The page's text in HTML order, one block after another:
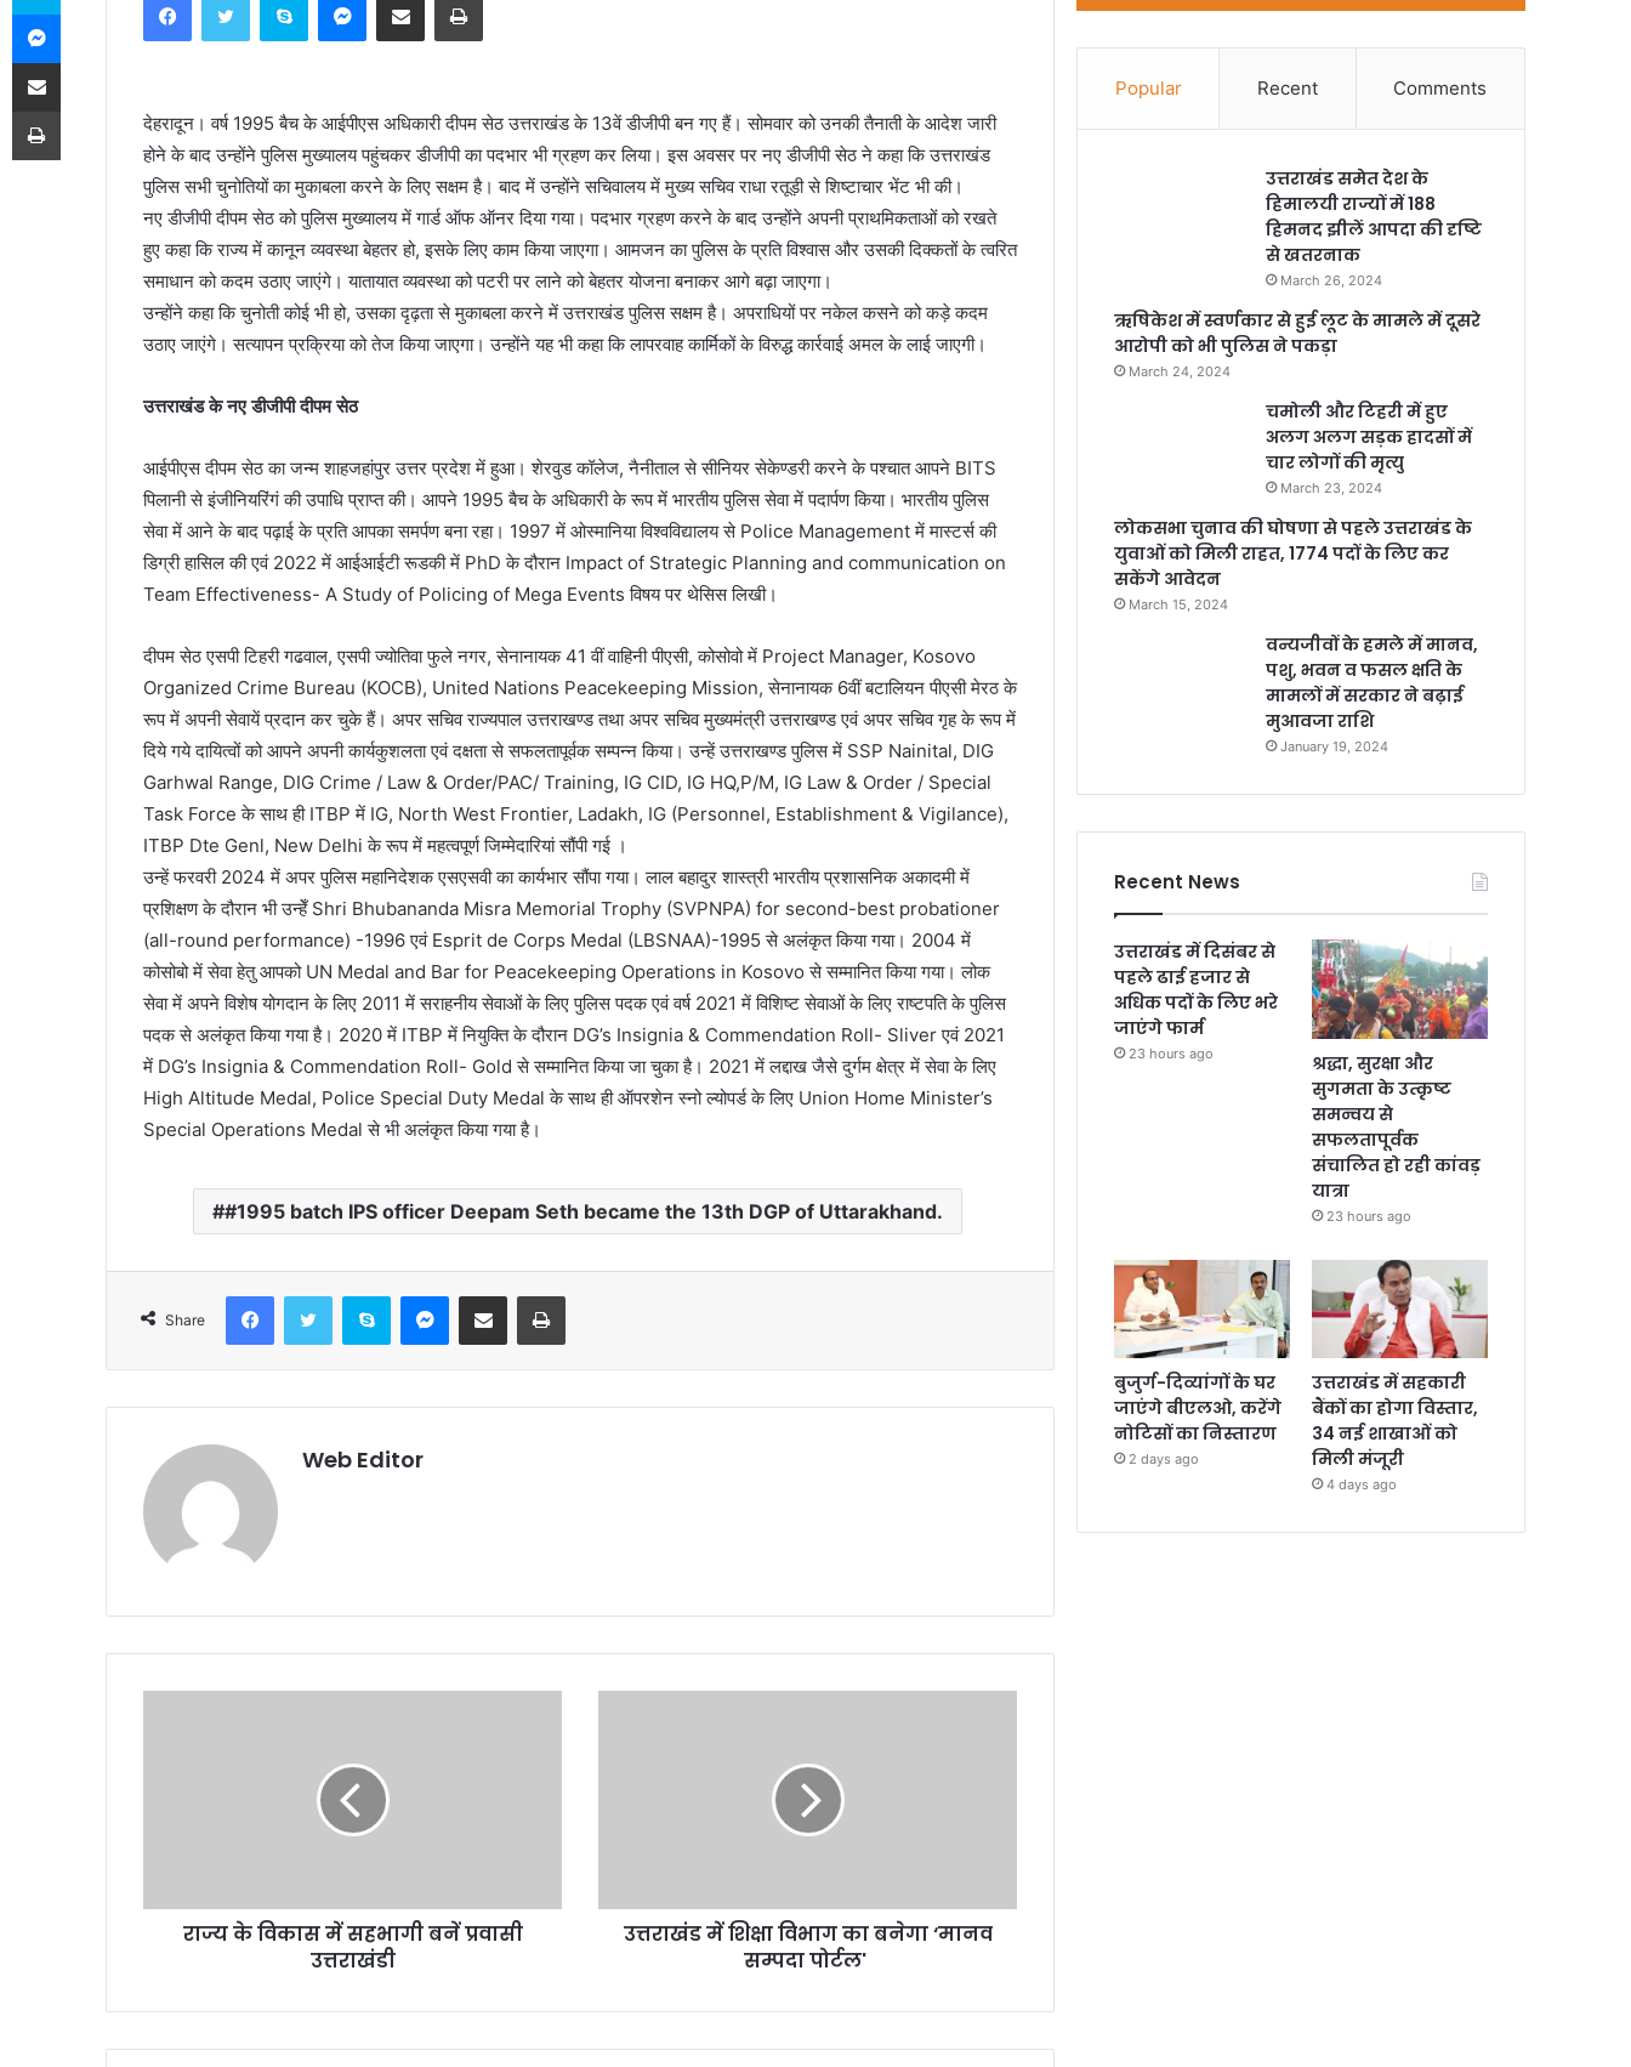
n
d
e
m
a
i
l
देहरादून। वर्ष 1995 बैच के आईपीएस अधिकारी दीपम सेठ उत्तराखंड के 13वें डीजीपी बन गए हैं। सोमवार को उनकी तैनाती के आदेश जारी
होने के बाद उन्होंने पुलिस मुख्यालय पहुंचकर डीजीपी का पदभार भी ग्रहण कर लिया। इस अवसर पर नए डीजीपी सेठ ने कहा कि उत्तराखंड
पुलिस सभी चुनोतियों का मुकाबला करने के लिए सक्षम है। बाद में उन्होंने सचिवालय में मुख्य सचिव राधा रतूड़ी से शिष्टाचार भेंट भी की।
नए डीजीपी दीपम सेठ को पुलिस मुख्यालय में गार्ड ऑफ ऑनर दिया गया। पदभार ग्रहण करने के बाद उन्होंने अपनी प्राथमिकताओं को रखते
हुए कहा कि राज्य में कानून व्यवस्था बेहतर हो, इसके लिए काम किया जाएगा। आमजन का पुलिस के प्रति विश्वास और उसकी दिक्कतों के त्वरित
समाधान को कदम उठाए जाएंगे। यातायात व्यवस्था को पटरी पर लाने को बेहतर योजना बनाकर आगे बढ़ा जाएगा।
उन्होंने कहा कि चुनोती कोई भी हो, उसका दृढ़ता से मुकाबला करने में उत्तराखंड पुलिस सक्षम है। अपराधियों पर नकेल कसने को कड़े कदम
उठाए जाएंगे। सत्यापन प्रक्रिया को तेज किया जाएगा। उन्होंने यह भी कहा कि लापरवाह कार्मिकों के विरुद्ध कार्रवाई अमल के लाई जाएगी।
उत्तराखंड के नए डीजीपी दीपम सेठ
आईपीएस दीपम सेठ का जन्म शाहजहांपुर उत्तर प्रदेश में हुआ। शेरवुड कॉलेज, नैनीताल से सीनियर सेकेण्डरी करने के पश्चात आपने BITS
पिलानी से इंजीनियरिंगं की उपाधि प्राप्त की। आपने 1995 बैच के अधिकारी के रूप में भारतीय पुलिस सेवा में पदार्पण किया। भारतीय पुलिस
सेवा में आने के बाद पढ़ाई के प्रति आपका समर्पण बना रहा। 1997 में ओस्मानिया विश्वविद्यालय से Police Management में मास्टर्स की
डिग्री हासिल की एवं 2022 में आईआईटी रूडकी में PhD के दौरान Impact of Strategic Planning and communication on
Team Effectiveness- A Study of Policing of Mega Events विषय पर थेसिस लिखी।
दीपम सेठ एसपी टिहरी गढवाल, एसपी ज्योतिवा फुले नगर, सेनानायक 41 वीं वाहिनी पीएसी, कोसोवो में Project Manager, Kosovo
Organized Crime Bureau (KOCB), United Nations Peacekeeping Mission, सेनानायक 6वीं बटालियन पीएसी मेरठ के
रूप में अपनी सेवायें प्रदान कर चुके हैं। अपर सचिव राज्यपाल उत्तराखण्ड तथा अपर सचिव मुख्यमंत्री उत्तराखण्ड एवं अपर सचिव गृह के रूप में
दिये गये दायित्वों को आपने अपनी कार्यकुशलता एवं दक्षता से सफलतापूर्वक सम्पन्न किया। उन्हें उत्तराखण्ड पुलिस में SSP Nainital, DIG
Garhwal Range, DIG Crime / Law & Order/PAC/ Training, IG CID, IG HQ,P/M, IG Law & Order / Special
Task Force के साथ ही ITBP में IG, North West Frontier, Ladakh, IG (Personnel, Establishment & Vigilance),
ITBP Dte Genl, New Delhi के रूप में महत्वपूर्ण जिम्मेदारियां सौंपी गई ।
उन्हें फरवरी 2024 में अपर पुलिस महानिदेशक एसएसवी का कार्यभार सौंपा गया। लाल बहादुर शास्त्री भारतीय प्रशासनिक अकादमी में
प्रशिक्षण के दौरान भी उन्हेँ Shri Bhubananda Misra Memorial Trophy (SVPNPA) for second-best probationer
(all-round performance) -1996 एवं Esprit de Corps Medal (LBSNAA)-1995 से अलंकृत किया गया। 2004 में
कोसोबो में सेवा हेतु आपको UN Medal and Bar for Peacekeeping Operations in Kosovo से सम्मानित किया गया। लोक
सेवा में अपने विशेष योगदान के लिए 2011 में सराहनीय सेवाओं के लिए पुलिस पदक एवं वर्ष 2021 में विशिष्ट सेवाओं के लिए राष्टपति के पुलिस
पदक से अलंकृत किया गया है। 2020 में ITBP में नियुक्ति के दौरान DG’s Insignia & Commendation Roll- Sliver एवं 2021
में DG’s Insignia & Commendation Roll- Gold से सम्मानित किया जा चुका है। 2021 में लद्दाख जैसे दुर्गम क्षेत्र में सेवा के लिए
High Altitude Medal, Police Special Duty Medal के साथ ही ऑपरशेन स्नो ल्योपर्ड के लिए Union Home Minister’s
Special Operations Medal से भी अलंकृत किया गया है।
#1995 batch IPS officer Deepam Seth became the 13th DGP of Uttarakhand.
Share
Web Editor
राज्य के विकास में सहभागी बनें प्रवासी
उत्तराखंडी
उत्तराखंड में शिक्षा विभाग का बनेगा ‘मानव
सम्पदा पोर्टल'
Popular Recent Comments
उत्तराखंड समेत देश के
हिमालयी राज्यों में 188
हिमनद झीलें आपदा की दृष्टि
से खतरनाक
March 26, 2024
ऋषिकेश में स्वर्णकार से हुई लूट के मामले में दूसरे
आरोपी को भी पुलिस ने पकड़ा
March 24, 2024
चमोली और टिहरी में हुए
अलग अलग सड़क हादसों में
चार लोगों की मृत्यु
March 23, 2024
लोकसभा चुनाव की घोषणा से पहले उत्तराखंड के
युवाओं को मिली राहत, 1774 पदों के लिए कर
सकेंगे आवेदन
March 15, 2024
वन्यजीवों के हमले में मानव,
पशु, भवन व फसल क्षति के
मामलों में सरकार ने बढ़ाई
मुआवजा राशि
January 19, 2024
Recent News
उत्तराखंड में दिसंबर से
पहले ढाई हजार से
अधिक पदों के लिए भरे
जाएंगे फार्म
23 hours ago
श्रद्धा, सुरक्षा और
सुगमता के उत्कृष्ट
समन्वय से
सफलतापूर्वक
संचालित हो रही कांवड़
यात्रा
23 hours ago
बुजुर्ग-दिव्यांगों के घर
जाएंगे बीएलओ, करेंगे
नोटिसों का निस्तारण
2 days ago
उत्तराखंड में सहकारी
बैंकों का होगा विस्तार,
34 नई शाखाओं को
मिली मंजूरी
4 days ago